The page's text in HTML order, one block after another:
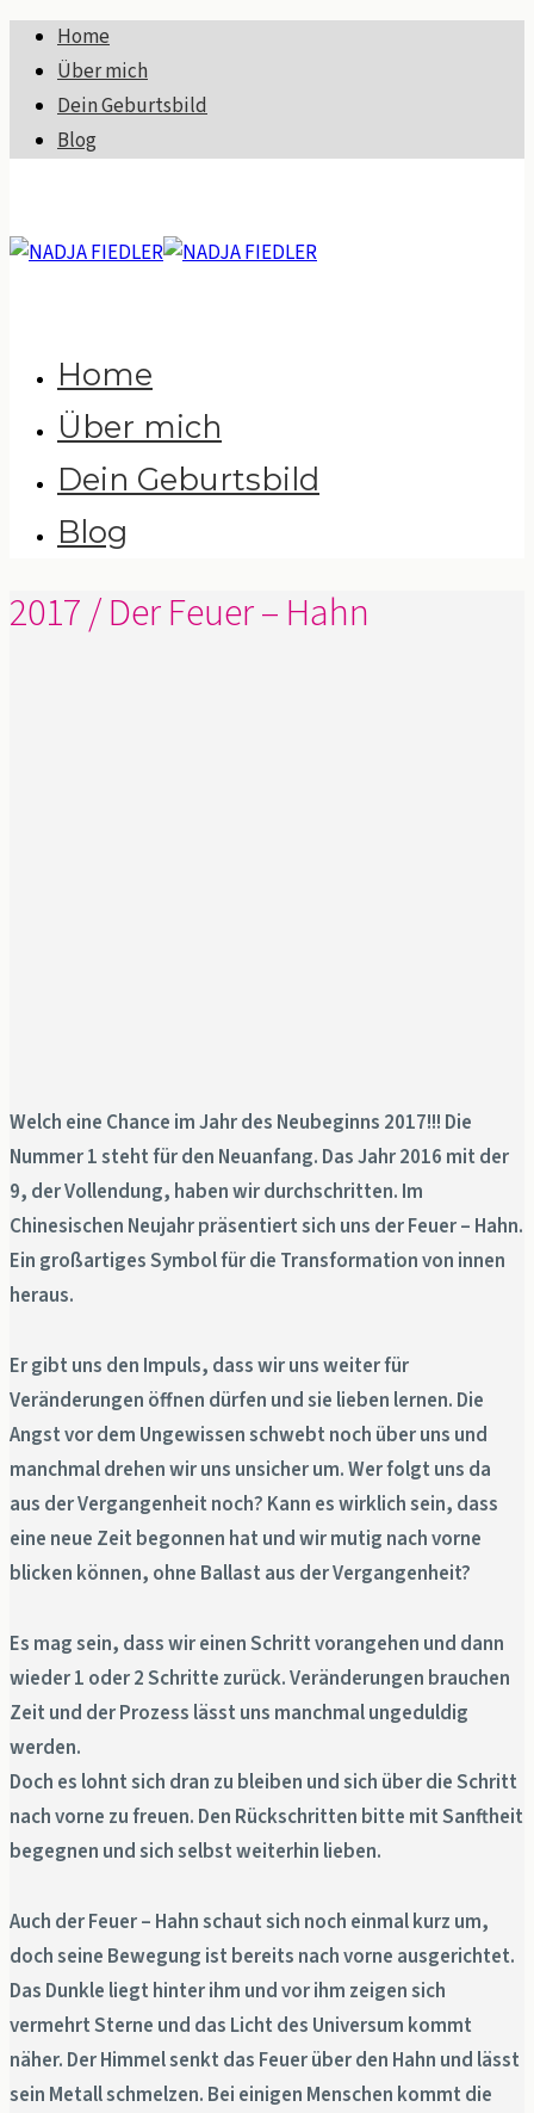
Home
Über mich
Dein Geburtsbild
Blog
Home
Über mich
Dein Geburtsbild
Blog
2017 / Der Feuer – Hahn
Welch eine Chance im Jahr des Neubeginns 2017!!! Die
Nummer 1 steht für den Neuanfang. Das Jahr 2016 mit der
9, der Vollendung, haben wir durchschritten. Im
Chinesischen Neujahr präsentiert sich uns der Feuer – Hahn.
Ein großartiges Symbol für die Transformation von innen
heraus.
Er gibt uns den Impuls, dass wir uns weiter für
Veränderungen öffnen dürfen und sie lieben lernen. Die
Angst vor dem Ungewissen schwebt noch über uns und
manchmal drehen wir uns unsicher um. Wer folgt uns da
aus der Vergangenheit noch? Kann es wirklich sein, dass
eine neue Zeit begonnen hat und wir mutig nach vorne
blicken können, ohne Ballast aus der Vergangenheit?
Es mag sein, dass wir einen Schritt vorangehen und dann
wieder 1 oder 2 Schritte zurück. Veränderungen brauchen
Zeit und der Prozess lässt uns manchmal ungeduldig
werden.
Doch es lohnt sich dran zu bleiben und sich über die Schritt
nach vorne zu freuen. Den Rückschritten bitte mit Sanftheit
begegnen und sich selbst weiterhin lieben.
Auch der Feuer – Hahn schaut sich noch einmal kurz um,
doch seine Bewegung ist bereits nach vorne ausgerichtet.
Das Dunkle liegt hinter ihm und vor ihm zeigen sich
vermehrt Sterne und das Licht des Universum kommt
näher. Der Himmel senkt das Feuer über den Hahn und lässt
sein Metall schmelzen. Bei einigen Menschen kommt die